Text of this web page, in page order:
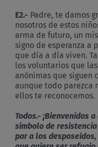
E2.- Padre, te damos
nosotros de estos
arma de futuro, un
signo de esperanza a
que día a día viven.
los voluntarios que
anónimas que siguen
aunque todo parezca
ellos te reconocemos.
Todos.- ¡Bienvenidos
símbolo de
par a los